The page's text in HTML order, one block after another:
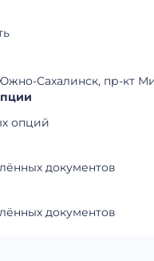
Сахалинск, пр-кт
опций
документов
документов